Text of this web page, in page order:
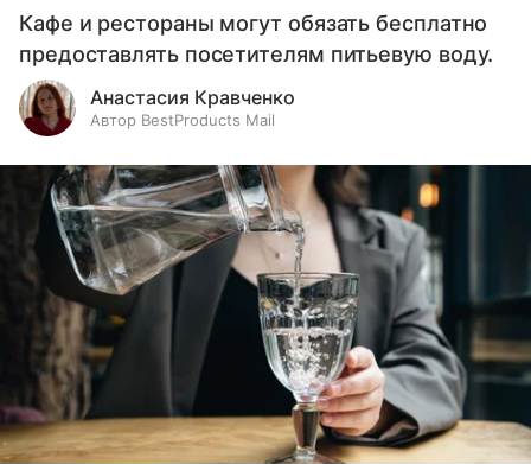
Кафе и рестораны могут обязать бесплатно
предоставлять посетителям питьевую воду.
Анастасия Кравченко
Автор BestProducts Mail